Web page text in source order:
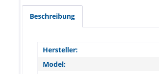
Beschreibung
Hersteller:
Model: